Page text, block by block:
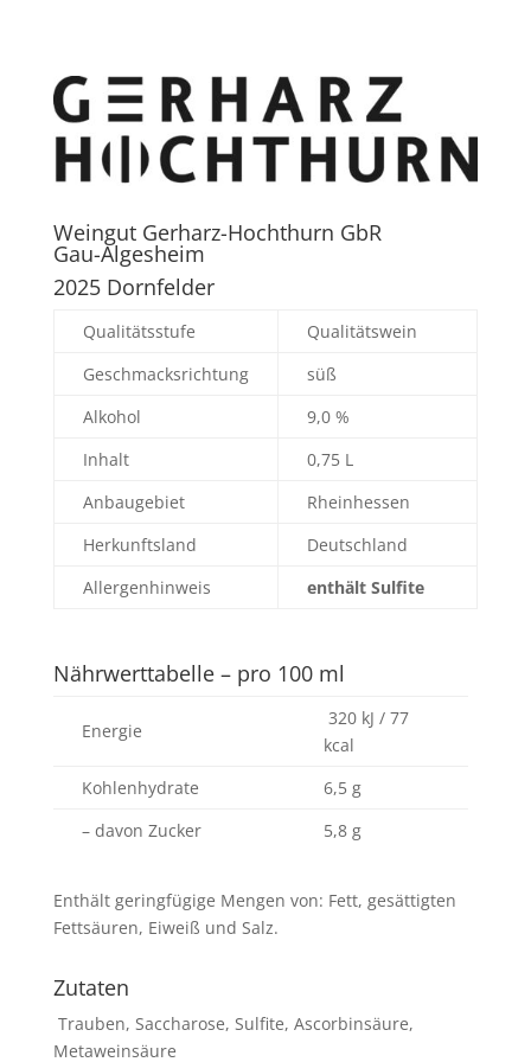
Weingut Gerharz-Hochthurn GbR
Gau-Algesheim
2025 Dornfelder
Qualitätsstufe
Qualitätswein
Geschmacksrichtung
süß
Alkohol
9,0 %
Inhalt
0,75 L
Anbaugebiet
Rheinhessen
Herkunftsland
Deutschland
Allergenhinweis
enthält Sulfite
Nährwerttabelle – pro 100 ml
Energie
320 kJ / 77
kcal
Kohlenhydrate
6,5 g
– davon Zucker
5,8 g
Enthält geringfügige Mengen von: Fett, gesättigten
Fettsäuren, Eiweiß und Salz.
Zutaten
Trauben, Saccharose, Sulfite, Ascorbinsäure,
Metaweinsäure